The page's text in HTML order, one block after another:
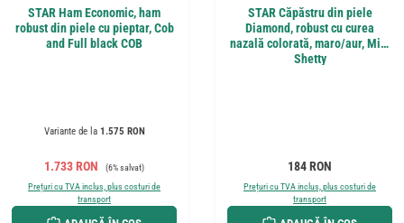
STAR Ham Economic, ham
robust din piele cu pieptar, Cob
and Full black COB
Variante de la1.575 RON
Preț de vânzare:
1.733 RON Preț obișnuit:
(6% salvat)
Prețuri cu TVA inclus, plus costuri de
transport
STAR Căpăstru din piele
Diamond, robust cu curea
nazală colorată, maro/aur, Mini
Shetty
Preț obișnuit:
184 RON
Prețuri cu TVA inclus, plus costuri de
transport